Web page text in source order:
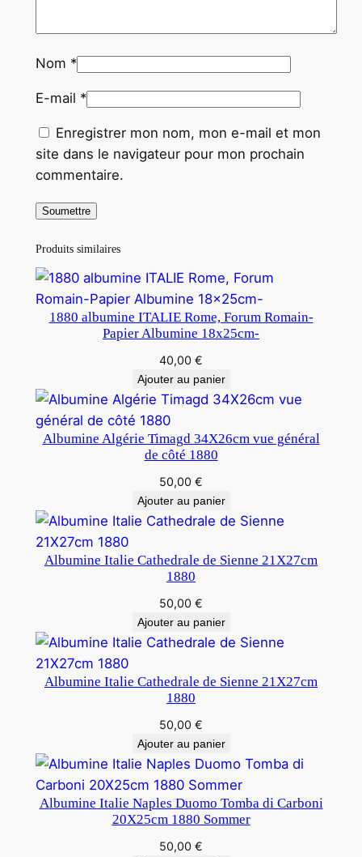
Nom *
E-mail *
Enregistrer mon nom, mon e-mail et mon
site dans le navigateur pour mon prochain
commentaire.
Produits similaires
1880 albumine ITALIE Rome, Forum Romain-
Papier Albumine 18x25cm-
40,00 €
Ajouter au panier
Albumine Algérie Timagd 34X26cm vue général
de côté 1880
50,00 €
Ajouter au panier
Albumine Italie Cathedrale de Sienne 21X27cm
1880
50,00 €
Ajouter au panier
Albumine Italie Cathedrale de Sienne 21X27cm
1880
50,00 €
Ajouter au panier
Albumine Italie Naples Duomo Tomba di Carboni
20X25cm 1880 Sommer
50,00 €